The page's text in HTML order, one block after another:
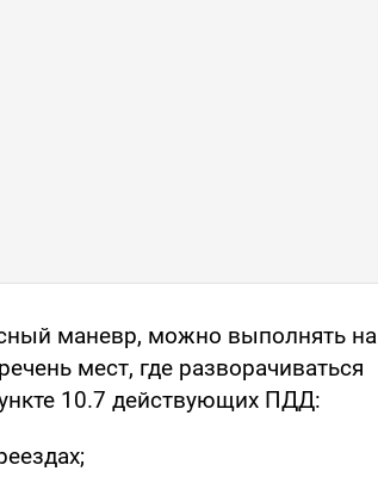
маневр, можно выполнять на
мест, где разворачиваться
10.7 действующих ПДД: